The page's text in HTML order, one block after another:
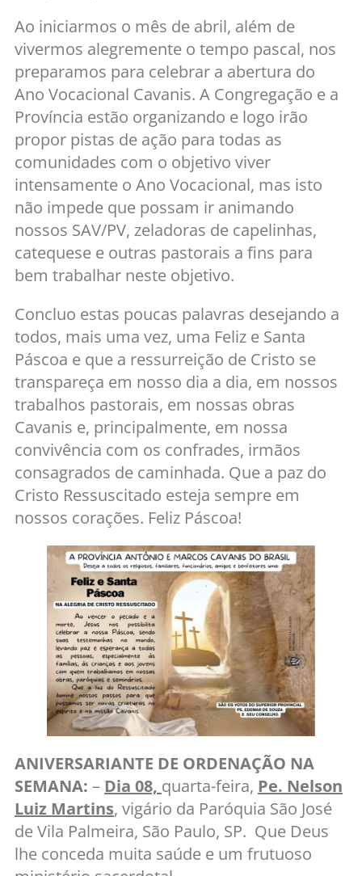
Ao iniciarmos o mês de abril, além de
vivermos alegremente o tempo pascal, nos
preparamos para celebrar a abertura do
Ano Vocacional Cavanis. A Congregação e a
Província estão organizando e logo irão
propor pistas de ação para todas as
comunidades com o objetivo viver
intensamente o Ano Vocacional, mas isto
não impede que possam ir animando
nossos SAV/PV, zeladoras de capelinhas,
catequese e outras pastorais a fins para
bem trabalhar neste objetivo.
Concluo estas poucas palavras desejando a
todos, mais uma vez, uma Feliz e Santa
Páscoa e que a ressurreição de Cristo se
transpareça em nosso dia a dia, em nossos
trabalhos pastorais, em nossas obras
Cavanis e, principalmente, em nossa
convivência com os confrades, irmãos
consagrados de caminhada. Que a paz do
Cristo Ressuscitado esteja sempre em
nossos corações. Feliz Páscoa!
ANIVERSARIANTE DE ORDENAÇÃO NA
SEMANA: – Dia 08, quarta-feira, Pe. Nelson
Luiz Martins, vigário da Paróquia São José
de Vila Palmeira, São Paulo, SP. Que Deus
lhe conceda muita saúde e um frutuoso